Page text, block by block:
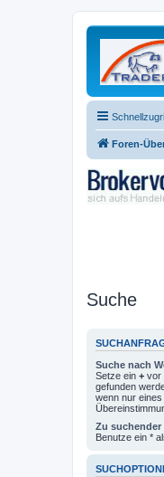
Foren-
Suche
Suche nach
Setze ein + vor
gefunden
wenn nur
Zu suchender
Benutze ein *